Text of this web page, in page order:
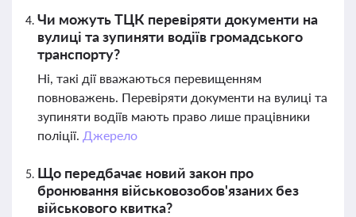
Чи можуть ТЦК перевіряти документи на
вулиці та зупиняти водіїв громадського
транспорту?
Ні, такі дії вважаються перевищенням
повноважень. Перевіряти документи на вулиці та
зупиняти водіїв мають право лише працівники
поліції. Джерело
Що передбачає новий закон про
бронювання військовозобов'язаних без
військового квитка?